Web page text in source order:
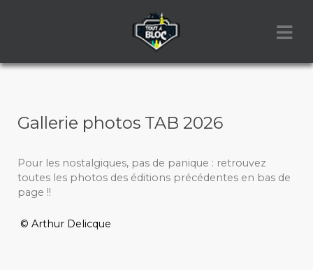
Gallerie photos TAB 2026
Pour les nostalgiques, pas de panique : retrouvez
toutes les photos des éditions précédentes en bas de
page !!
© Arthur Delicque